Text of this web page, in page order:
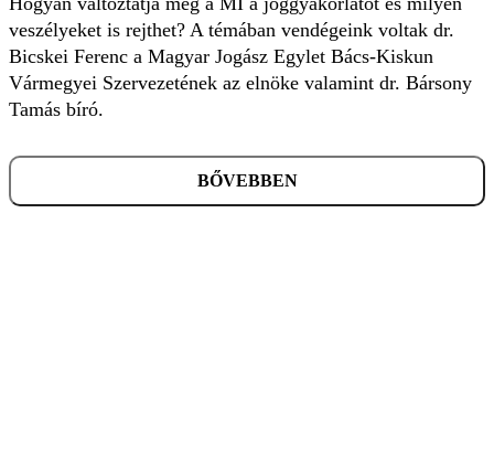
veszélyeket is rejthet? A témában vendégeink voltak dr.
Bicskei Ferenc a Magyar Jogász Egylet Bács-Kiskun
Vármegyei Szervezetének az elnöke valamint dr. Bársony
Tamás bíró.
BŐVEBBEN